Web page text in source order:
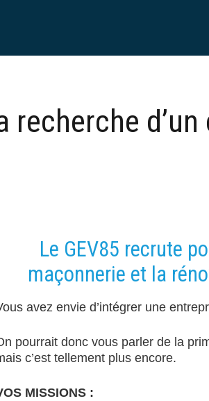
recherche
Le GEV85 recrute
maçonnerie et la
avez envie d’intégrer une
pourrait donc vous parler de la
c’est tellement plus encore.
MISSIONS :